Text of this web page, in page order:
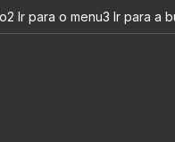
2 Ir para o menu3 Ir para a